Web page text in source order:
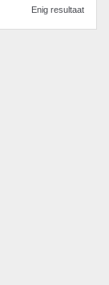
Enig resultaat